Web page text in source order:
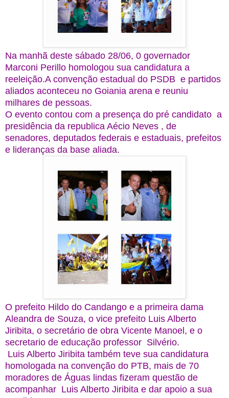
Na manhã deste sábado 28/06, 0 governador
Marconi Perillo homologou sua candidatura a
reeleição.A convenção estadual do PSDB e partidos
aliados aconteceu no Goiania arena e reuniu
milhares de pessoas.
O evento contou com a presença do pré candidato a
presidência da republica Aécio Neves , de
senadores, deputados federais e estaduais, prefeitos
e lideranças da base aliada.
O prefeito Hildo do Candango e a primeira dama
Aleandra de Souza, o vice prefeito Luis Alberto
Jiribita, o secretário de obra Vicente Manoel, e o
secretario de educação professor Silvério.
Luis Alberto Jiribita também teve sua candidatura
homologada na convenção do PTB, mais de 70
moradores de Águas lindas fizeram questão de
acompanhar Luis Alberto Jiribita e dar apoio a sua